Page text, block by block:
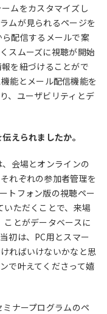
ムをカスタマイズし
ムが見られるページを
配信するメールで案
スムーズに視聴が開始
を紐づけることがで
能とメール配信機能を
、ユーザビリティとデ
えられましたか。
会場とオンラインの
れぞれの参加者管理を
トフォン版の視聴ペー
いただくことで、来場
とがデータベースに
初は、PC用とスマー
ればいけないかなと思
で叶えてくださって嬉
ナープログラムのペ